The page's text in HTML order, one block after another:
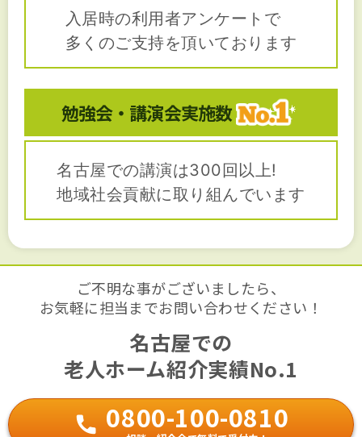
入居時の利用者アンケートで
多くのご支持を頂いております
勉強会・講演会実施数
名古屋での講演は300回以上!
地域社会貢献に取り組んでいます
ご不明な事がございましたら、
お気軽に担当までお問い合わせください！
名古屋での
老人ホーム紹介実績No.1
0800-100-0810